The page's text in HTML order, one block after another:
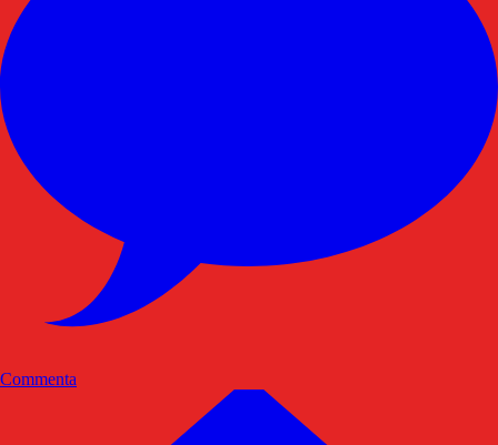
Commenta